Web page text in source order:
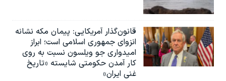
قانون‌گذار آمریکایی: پیمان مکه نشانه
انزوای جمهوری اسلامی است؛ ابراز
امیدواری جو ویلسون نسبت به روی
کار آمدن حکومتی شایسته «تاریخ
غنی ایران»